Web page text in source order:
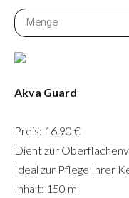
Akva Guard
Preis: 16,90 €
Dient zur
Ideal zur Pflege Ihrer
Inhalt: 150 ml